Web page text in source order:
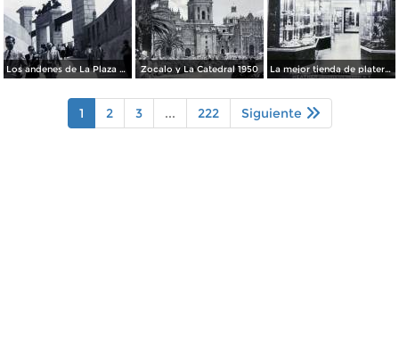
Los andenes de La Plaza de toros Ciudad de México 1950 Zocalo y La Catedral 1950 La mejor tienda de plateria.
1 2 3 ... 222 Siguiente